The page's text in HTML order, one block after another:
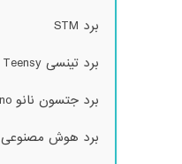
برد STM
برد تینسی Teensy
برد جتسون نانو Jetson Nano
برد هوش مصنوعی Sipeed